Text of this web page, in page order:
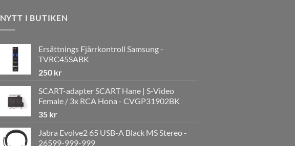
NYTT I BUTIKEN
Ersättnings Fjärrkontroll Samsung -
TVRC45SABK
250 kr
SCART-adapter SCART Hane | S-Video
Female / 3x RCA Hona - CVGP31902BK
35 kr
Jabra Evolve2 65 USB-A Black MS Stereo -
26599-999-999